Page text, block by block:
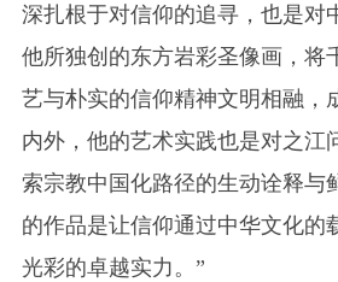
深扎根于对信仰的追寻，也是对
他所独创的东方岩彩圣像画，将
艺与朴实的信仰精神文明相融，
内外，他的艺术实践也是对之江
索宗教中国化路径的生动诠释与
的作品是让信仰通过中华文化的
光彩的卓越实力。”